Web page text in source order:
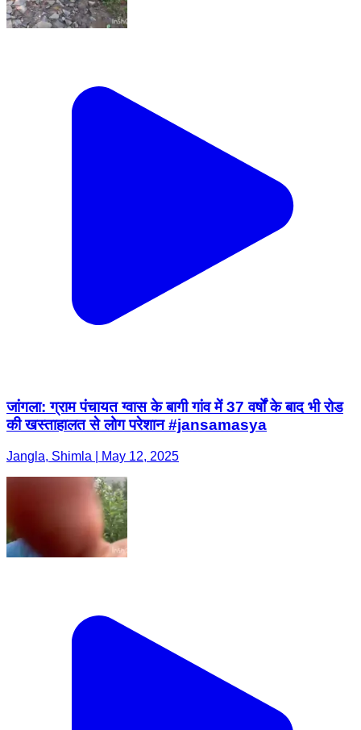
जांगला: ग्राम पंचायत ग्वास के बागी गांव में 37 वर्षों के बाद भी रोड
की खस्ताहालत से लोग परेशान #jansamasya
Jangla, Shimla | May 12, 2025